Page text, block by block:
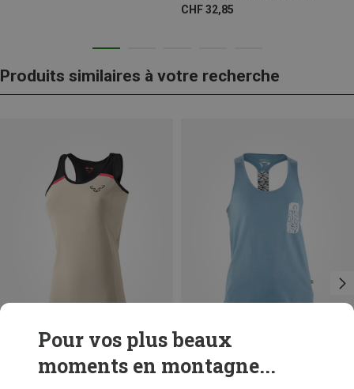
CHF 32,85
Produits similaires à votre recherche
Vous économisez 18%
L XL
Pour vos plus beaux
moments en montagne...